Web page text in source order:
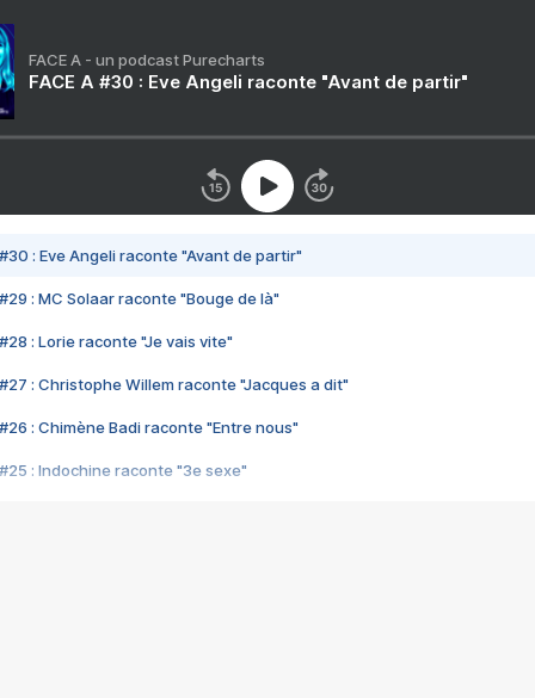
FACE A - un podcast Purecharts
FACE A #30 : Eve Angeli raconte "Avant de partir"
#30 : Eve Angeli raconte "Avant de partir"
#29 : MC Solaar raconte "Bouge de là"
#28 : Lorie raconte "Je vais vite"
#27 : Christophe Willem raconte "Jacques a dit"
#26 : Chimène Badi raconte "Entre nous"
#25 : Indochine raconte "3e sexe"